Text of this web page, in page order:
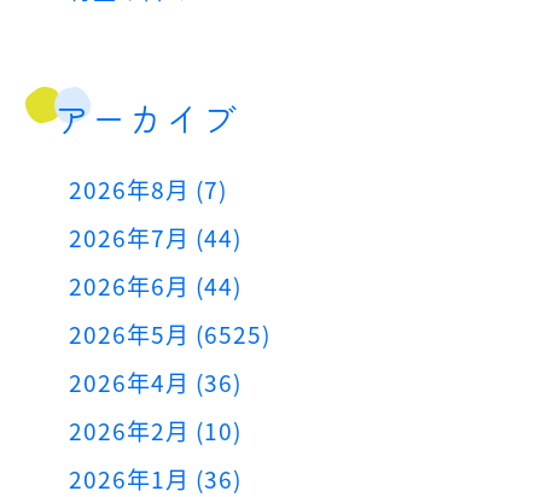
アーカイブ
2026年8月 (7)
2026年7月 (44)
2026年6月 (44)
2026年5月 (6525)
2026年4月 (36)
2026年2月 (10)
2026年1月 (36)